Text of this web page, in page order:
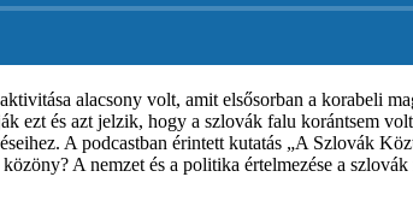
alacsony volt, amit elsősorban a korabeli
ezt és azt jelzik, hogy a szlovák falu korántsem
A podcastban érintett kutatás „A Szlovák
A nemzet és a politika értelmezése a